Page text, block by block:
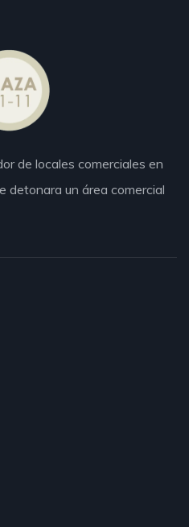
de locales comerciales en
detonara un área comercial